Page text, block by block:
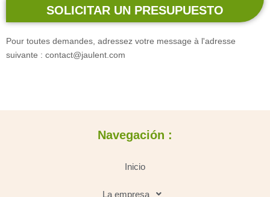
SOLICITAR UN PRESUPUESTO
Pour toutes demandes, adressez votre message à l'adresse
suivante : contact@jaulent.com
Navegación :
Inicio
La empresa